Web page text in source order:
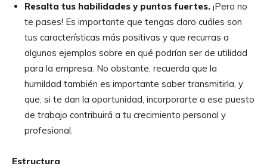
Resalta tus habilidades y puntos fuertes. ¡Pero no
te pases! Es importante que tengas claro cuáles son
tus características más positivas y que recurras a
algunos ejemplos sobre en qué podrían ser de utilidad
para la empresa. No obstante, recuerda que la
humildad también es importante saber transmitirla, y
que, si te dan la oportunidad, incorporarte a ese puesto
de trabajo contribuirá a tu crecimiento personal y
profesional.
Estructura